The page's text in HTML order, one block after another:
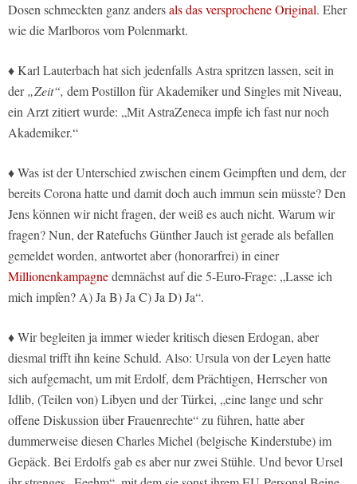
Dosen schmeckten ganz andersals das versprochene Original. Eher
wie die Marlboros vom Polenmarkt.
♦ Karl Lauterbach hat sich jedenfalls Astra spritzen lassen, seit in
der„Zeit“, dem Postillon für Akademiker und Singles mit Niveau,
ein Arzt zitiert wurde: „Mit AstraZeneca impfe ich fast nur noch
Akademiker.“
♦ Was ist der Unterschied zwischen einem Geimpften und dem, der
bereits Corona hatte und damit doch auch immun sein müsste? Den
Jens können wir nicht fragen, der weiß es auch nicht. Warum wir
fragen? Nun, der Ratefuchs Günther Jauch ist gerade als befallen
gemeldet worden, antwortet aber (honorarfrei) in einer
Millionenkampagnedemnächst auf die 5-Euro-Frage: „Lasse ich
mich impfen? A) Ja B) Ja C) Ja D) Ja“.
♦ Wir begleiten ja immer wieder kritisch diesen Erdogan, aber
diesmal trifft ihn keine Schuld. Also: Ursula von der Leyen hatte
sich aufgemacht, um mit Erdolf, dem Prächtigen, Herrscher von
Idlib, (Teilen von) Libyen und der Türkei, „eine lange und sehr
offene Diskussion über Frauenrechte“ zu führen, hatte aber
dummerweise diesen Charles Michel (belgische Kinderstube) im
Gepäck. Bei Erdolfs gab es aber nur zwei Stühle. Und bevor Ursel